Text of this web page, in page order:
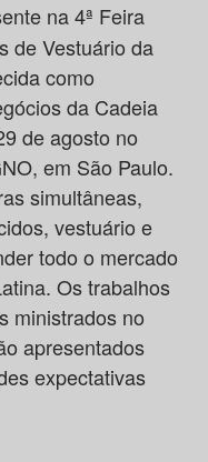
na 4ª Feira
de Vestuário da
como
da Cadeia
de agosto no
em São Paulo.
simultâneas,
vestuário e
todo o mercado
Os trabalhos
ministrados no
apresentados
expectativas